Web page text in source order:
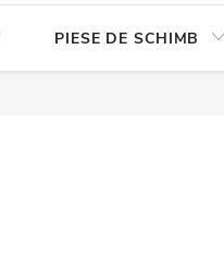
PIESE DE SCHIMB